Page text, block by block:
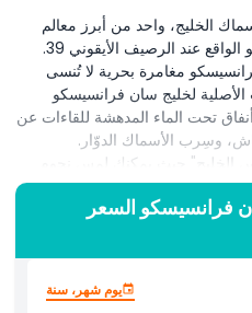
الخليج، واحد من أبرز معالم
الواجهة البحرية في سان فرانسيسكو الواقع عند الرصيف الأيقوني 39.
مغامرة بحرية لا تُنسى
الحيوانات الأصلية لخليج سان فرانسيسكو
تحت الماء المدهشة للقاءات عن
وسِرب الأسماك الدوّار.
حيث يمكنك لمس نجوم
النهرية المرحة أثناء إطعامها
البيئة البحرية ويقدّم
مع مناطق المعارض مثل "اكتشف
منها للعائلات ومحبي الطبيعة
وجزيرة ألكاتراز والإمباركاديرو،
تجربة عائلية ممتعة لا تريد أن
فرانسيسكو السعر
يوم شهر، سنة